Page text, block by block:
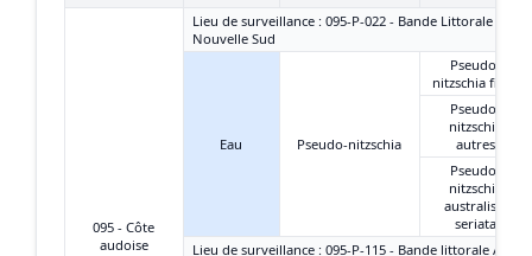
095 - Côte
audoise
Lieu de surveillance : 095-P-022 - Bande Littorale -
Nouvelle Sud
Eau Pseudo-nitzschia
Pseudo-
nitzschia fines
Pseudo-
nitzschia
autres
Pseudo-
nitzschia
australis +
seriata
Lieu de surveillance : 095-P-115 - Bande littorale Aude -